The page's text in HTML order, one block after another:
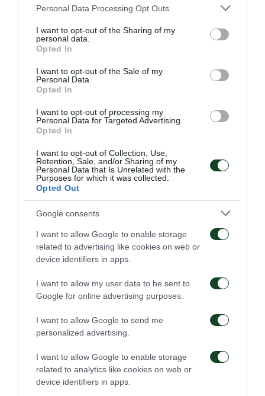
Please note that this website/app uses one or more Google
not limited to your visit or usage behaviour. You may click to
grant or deny consent to Google and its third-party tags to
use your data for below specified purposes in below Google
consent section.
Personal Data Processing Opt Outs
I want to opt-out of the Sharing of my
personal data.
Opted In
I want to opt-out of the Sale of my
Personal Data.
Opted In
I want to opt-out of processing my
Personal Data for Targeted Advertising.
Opted In
I want to opt-out of Collection, Use,
Retention, Sale, and/or Sharing of my
Personal Data that Is Unrelated with the
Purposes for which it was collected.
Opted Out
Google consents
I want to allow Google to enable storage
related to advertising like cookies on web or
device identifiers in apps.
I want to allow my user data to be sent to
Google for online advertising purposes.
I want to allow Google to send me
personalized advertising.
I want to allow Google to enable storage
related to analytics like cookies on web or
device identifiers in apps.
έως 3 (περιλαμβανομένου και του τεχνικού)
: έως 2
Πολιτικές εφημερίδες : έως 2
Τηλεοπτικοί σταθμοί πανελλήνιας εμβέλειας που δεν
μεταδίδουν τον αγώνα: έως 2**
Ραδιοφωνικοί σταθμοί που δεν μεταδίδουν τον
αγώνα: 1**
Άλλα έντυπα: 1**
*Ο αριθμός διαπιστεύσεων που δικαιούνται
αθλητικές εφημερίδες που απευθύνονται
αποκλειστικά σε φιλάθλους άλλων ομάδων είναι 1.
**Τηλεοπτικοί και ραδιοφωνικοί σταθμοί που δεν
μεταδίδουν τον αγώνα καθώς και άλλα έντυπα θα
διαθεσιμότητα.